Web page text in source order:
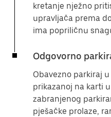
kretanje nježno
upravljača prema
ima popriličnu
Odgovorno
Obavezno parkiraj
prikazanoj na karti
zabranjenog
pješačke prolaze,